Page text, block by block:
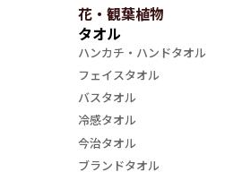
花・観葉植物
タオル
ハンカチ・ハンドタオル
フェイスタオル
バスタオル
冷感タオル
今治タオル
ブランドタオル